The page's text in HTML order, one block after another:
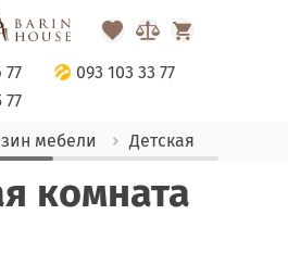
77
093 103 33 77
77
мебели
Детская
комната